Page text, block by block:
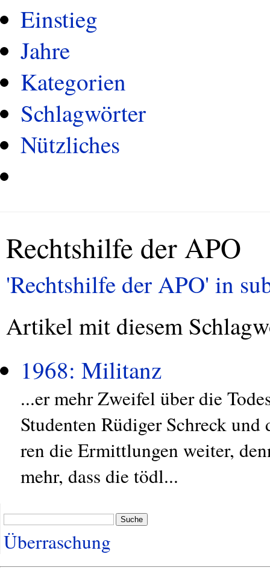
Einstieg
Jahre
Kategorien
Schlagwörter
Nützliches
Rechtshilfe der APO
'Rechtshilfe der APO' in
Artikel mit diesem
1968: Militanz
...er mehr Zweifel über die
Studenten Rüdiger Schreck
ren die Ermittlungen weiter,
mehr, dass die tödl...
Suche
Überraschung